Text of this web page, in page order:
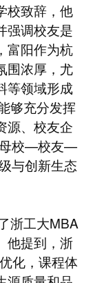
校致辞，他
强调校友是
富阳作为杭
围浓厚，尤
等领域形成
够充分发挥
源、校友企
母校—校友—
与创新生态
浙工大MBA
他提到，浙
化，课程体